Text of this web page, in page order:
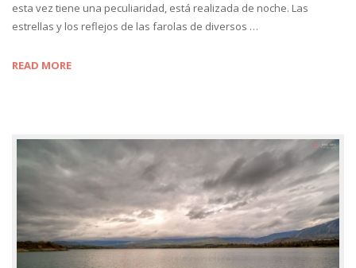
esta vez tiene una peculiaridad, está realizada de noche. Las
estrellas y los reflejos de las farolas de diversos …
READ MORE